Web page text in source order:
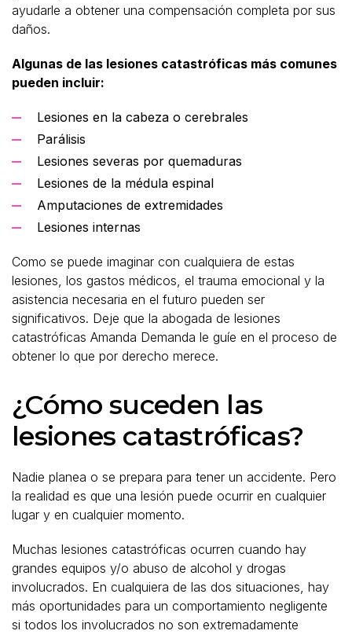
ayudarle a obtener una compensación completa por sus
daños.
Algunas de las lesiones catastróficas más comunes
pueden incluir:
Lesiones en la cabeza o cerebrales
Parálisis
Lesiones severas por quemaduras
Lesiones de la médula espinal
Amputaciones de extremidades
Lesiones internas
Como se puede imaginar con cualquiera de estas
lesiones, los gastos médicos, el trauma emocional y la
asistencia necesaria en el futuro pueden ser
significativos. Deje que la abogada de lesiones
catastróficas Amanda Demanda le guíe en el proceso de
obtener lo que por derecho merece.
¿Cómo suceden las
lesiones catastróficas?
Nadie planea o se prepara para tener un accidente. Pero
la realidad es que una lesión puede ocurrir en cualquier
lugar y en cualquier momento.
Muchas lesiones catastróficas ocurren cuando hay
grandes equipos y/o abuso de alcohol y drogas
involucrados. En cualquiera de las dos situaciones, hay
más oportunidades para un comportamiento negligente
si todos los involucrados no son extremadamente